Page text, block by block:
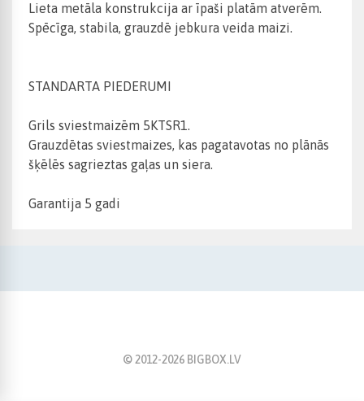
Lieta metāla konstrukcija ar īpaši platām atverēm.
Spēcīga, stabila, grauzdē jebkura veida maizi.
STANDARTA PIEDERUMI
Grils sviestmaizēm 5KTSR1.
Grauzdētas sviestmaizes, kas pagatavotas no plānās
šķēlēs sagrieztas gaļas un siera.
Garantija 5 gadi
© 2012-2026 BIGBOX.LV